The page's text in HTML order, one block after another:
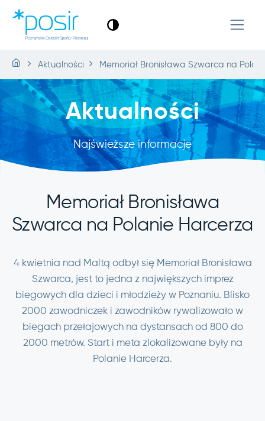
Aktualności Memoriał Bronisława Szwarca na
Aktualności
Najświeższe informacje
Memoriał Bronisława
Szwarca na Polanie Harcerza
4 kwietnia nad Maltą odbył się Memoriał Bronisława
Szwarca, jest to jedna z największych imprez
biegowych dla dzieci i młodzieży w Poznaniu. Blisko
2000 zawodniczek i zawodników rywalizowało w
biegach przełajowych na dystansach od 800 do
2000 metrów. Start i meta zlokalizowane były na
Polanie Harcerza.